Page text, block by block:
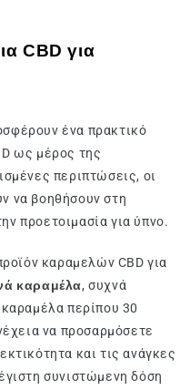
CBD για
ένα πρακτικό
ως μέρος της
περιπτώσεις, οι
να βοηθήσουν στη
προετοιμασία για ύπνο.
καραμελών CBD για
καραμέλα, συχνά
περίπου 30
να προσαρμόσετε
και τις ανάγκες
συνιστώμενη δόση